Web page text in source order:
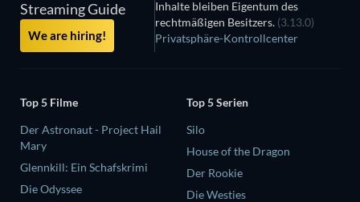
Streaming Guide
We are hiring!
Inhalte bleiben Eigentum des
rechtmäßigen Besitzers. (3.13.0)
Privatsphäre-Kontrollcenter
Top 5 Filme
Der Astronaut - Project Hail
Mary
Glennkill: Ein Schafskrimi
Die Odyssee
Top 5 Serien
Silo
House of the Dragon
Der Rookie
Die Westies